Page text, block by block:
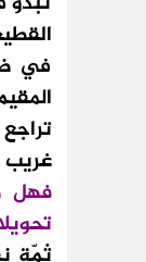
في
غريب
فهل